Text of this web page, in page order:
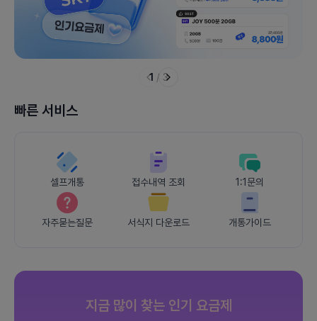
1 / 3
빠른 서비스
셀프개통 접수내역 조회 1:1문의
자주묻는질문 서식지 다운로드 개통가이드
지금 많이 찾는 인기 요금제